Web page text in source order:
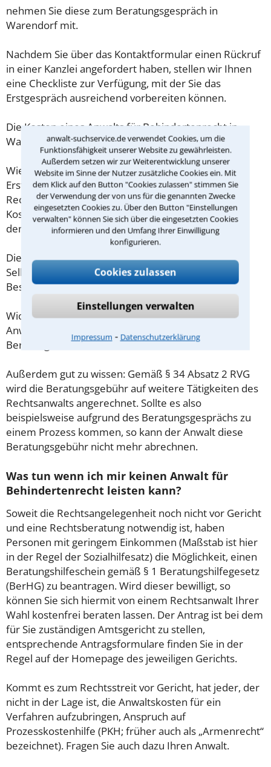
anwalt-suchservice.de verwendet Cookies, um die
Funktionsfähigkeit unserer Website zu gewährleisten.
Außerdem setzen wir zur Weiterentwicklung unserer
Website im Sinne der Nutzer zusätzliche Cookies ein. Mit
dem Klick auf den Button "Cookies zulassen" stimmen Sie
der Verwendung der von uns für die genannten Zwecke
eingesetzten Cookies zu. Über den Button "Einstellungen
verwalten" können Sie sich über die eingesetzten Cookies
informieren und den Umfang Ihrer Einwilligung
konfigurieren.
Cookies zulassen
Einstellungen verwalten
Impressum ⁃ Datenschutzerklärung
nehmen Sie diese zum Beratungsgespräch in
Warendorf mit.
Nachdem Sie über das Kontaktformular einen Rückruf
in einer Kanzlei angefordert haben, stellen wir Ihnen
eine Checkliste zur Verfügung, mit der Sie das
Erstgespräch ausreichend vorbereiten können.
Die Kosten eines Anwalts für Behindertenrecht in
Warendorf sind oft geringer als gedacht!
Wieviel ein Rechtsanwalt in Warendorf für eine
Erstberatung verlangen darf, ist in §34 des
Rechtsanwaltsvergütungsgesetz (RVG) geregelt. Die
Kosten für das erste Beratungsgespräch betragen
demnach maximal 190,00 € zzgl. MwSt.
Diese Regelung gilt jedoch nur für Verbraucher. Für
Selbstständige oder Freiberufler gilt diese
Beschränkung nicht.
Wichtig daher: Klären Sie die Kostenfrage mit Ihrem
Anwalt aus Warendorf schon zu Beginn der ersten
Beratung.
Außerdem gut zu wissen: Gemäß § 34 Absatz 2 RVG
wird die Beratungsgebühr auf weitere Tätigkeiten des
Rechtsanwalts angerechnet. Sollte es also
beispielsweise aufgrund des Beratungsgesprächs zu
einem Prozess kommen, so kann der Anwalt diese
Beratungsgebühr nicht mehr abrechnen.
Was tun wenn ich mir keinen Anwalt für
Behindertenrecht leisten kann?
Soweit die Rechtsangelegenheit noch nicht vor Gericht
und eine Rechtsberatung notwendig ist, haben
Personen mit geringem Einkommen (Maßstab ist hier
in der Regel der Sozialhilfesatz) die Möglichkeit, einen
Beratungshilfeschein gemäß § 1 Beratungshilfegesetz
(BerHG) zu beantragen. Wird dieser bewilligt, so
können Sie sich hiermit von einem Rechtsanwalt Ihrer
Wahl kostenfrei beraten lassen. Der Antrag ist bei dem
für Sie zuständigen Amtsgericht zu stellen,
entsprechende Antragsformulare finden Sie in der
Regel auf der Homepage des jeweiligen Gerichts.
Kommt es zum Rechtsstreit vor Gericht, hat jeder, der
nicht in der Lage ist, die Anwaltskosten für ein
Verfahren aufzubringen, Anspruch auf
Prozesskostenhilfe (PKH; früher auch als „Armenrecht“
bezeichnet). Fragen Sie auch dazu Ihren Anwalt.